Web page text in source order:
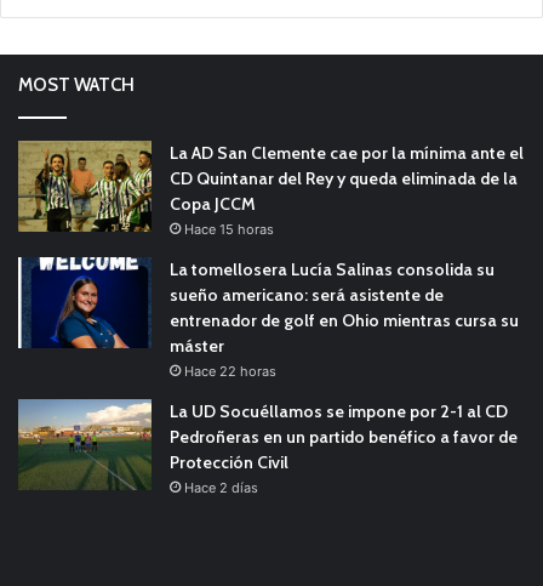
MOST WATCH
La AD San Clemente cae por la mínima ante el
CD Quintanar del Rey y queda eliminada de la
Copa JCCM
Hace 15 horas
La tomellosera Lucía Salinas consolida su
sueño americano: será asistente de
entrenador de golf en Ohio mientras cursa su
máster
Hace 22 horas
La UD Socuéllamos se impone por 2-1 al CD
Pedroñeras en un partido benéfico a favor de
Protección Civil
Hace 2 días